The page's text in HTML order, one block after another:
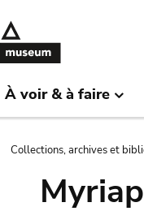
À voir & à faire
Collections, archives et